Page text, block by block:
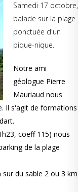
Samedi 17 octobre,
balade sur la plage
ponctuée d'un
pique-nique.
Notre ami
géologue Pierre
Mauriaud nous
Il s'agit de formations
coeff 115) nous
de la plage
du sable 2 ou 3 km